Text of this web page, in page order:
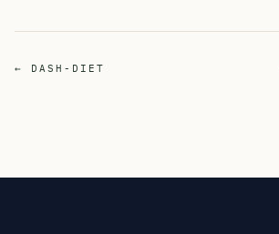
← DASH-DIET